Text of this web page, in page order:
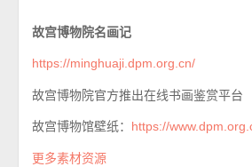
故宫博物院名画记
https://minghuaji.dpm.org.cn/
故宫博物院官方推出在线书画鉴赏平台
故宫博物馆壁纸：
https://
更多素材资源